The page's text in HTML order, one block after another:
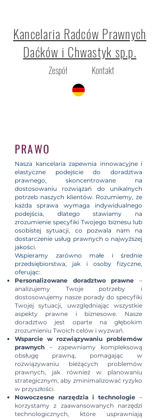
Kancelaria Radców Prawnych
Daćków i Chwastyk sp.p.
Zespół Kontakt
PRAWO
Nasza kancelaria zapewnia innowacyjne i
elastyczne podejście do doradztwa
prawnego, skoncentrowane na
dostosowaniu rozwiązań do unikalnych
potrzeb naszych klientów. Rozumiemy, że
każda sprawa wymaga indywidualnego
podejścia, dlatego stawiamy na
zrozumienie specyfiki Twojego biznesu lub
osobistej sytuacji, co pozwala nam na
dostarczenie usług prawnych o najwyższej
jakości.
Wspieramy zarówno małe i średnie
przedsiębiorstwa, jak i osoby fizyczne,
oferując:
Personalizowane doradztwo prawne –
analizujemy Twoje potrzeby i
dostosowujemy nasze porady do specyfiki
Twojej sytuacji, uwzględniając wszystkie
aspekty prawne i biznesowe. Nasze
doradztwo jest oparte na głębokim
zrozumieniu Twoich celów i wyzwań.
Wsparcie w rozwiązywaniu problemów
prawnych – zapewniamy kompleksową
obsługę prawną, pomagając w
rozwiązywaniu bieżących problemów
prawnych, jak również w planowaniu
strategicznym, aby zminimalizować ryzyko
w przyszłości.
Nowoczesne narzędzia i technologie –
korzystamy z zaawansowanych narzędzi
technologicznych, które usprawniają